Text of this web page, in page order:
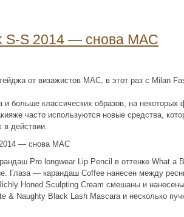
S-S 2014 — снова MAC
от визажистов MAC, в этот раз с Milan
и больше классических образов, на
часто используются новые средства,
в действии.
Pro longwear Lip Pencil в оттенке What a
Глаза — карандаш Coffee нанесен между
Honed Sculpting Cream смешаны и
& Naughty Black Lash Mascara и несколько